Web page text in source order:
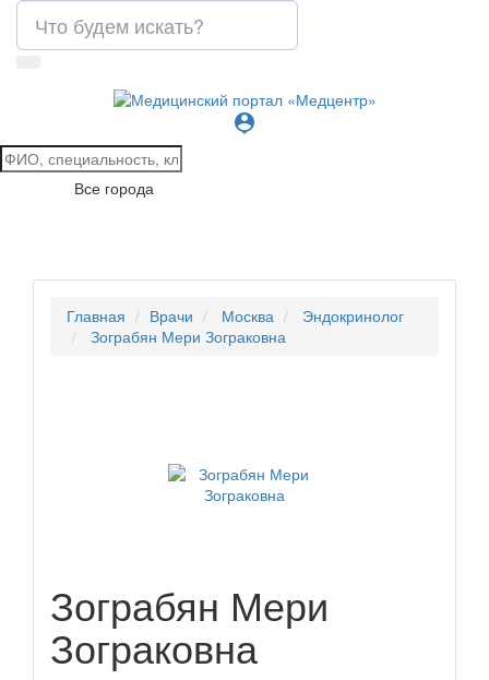
person_pin
Все города
Главная Врачи Москва
Эндокринолог
Зограбян Мери Зограковна
Зограбян Мери
Зограковна